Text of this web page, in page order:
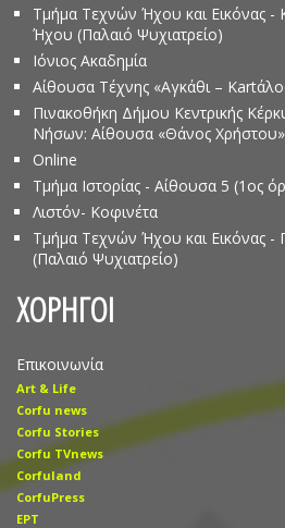
Τμήμα Τεχνών Ήχου και Εικόνας -
Ήχου (Παλαιό Ψυχιατρείο)
Ιόνιος Ακαδημία
Αίθουσα Τέχνης «Αγκάθι –
Πινακοθήκη Δήμου Κεντρικής
Νήσων: Αίθουσα «Θάνος
Online
Τμήμα Ιστορίας - Αίθουσα 5 (1ος
Λιστόν- Κοφινέτα
Τμήμα Τεχνών Ήχου και Εικόνας -
(Παλαιό Ψυχιατρείο)
ΧΟΡΗΓΟΙ
Επικοινωνία
Art & Life
Corfu news
Corfu Stories
Corfu TVnews
Corfuland
CorfuPress
EΡT